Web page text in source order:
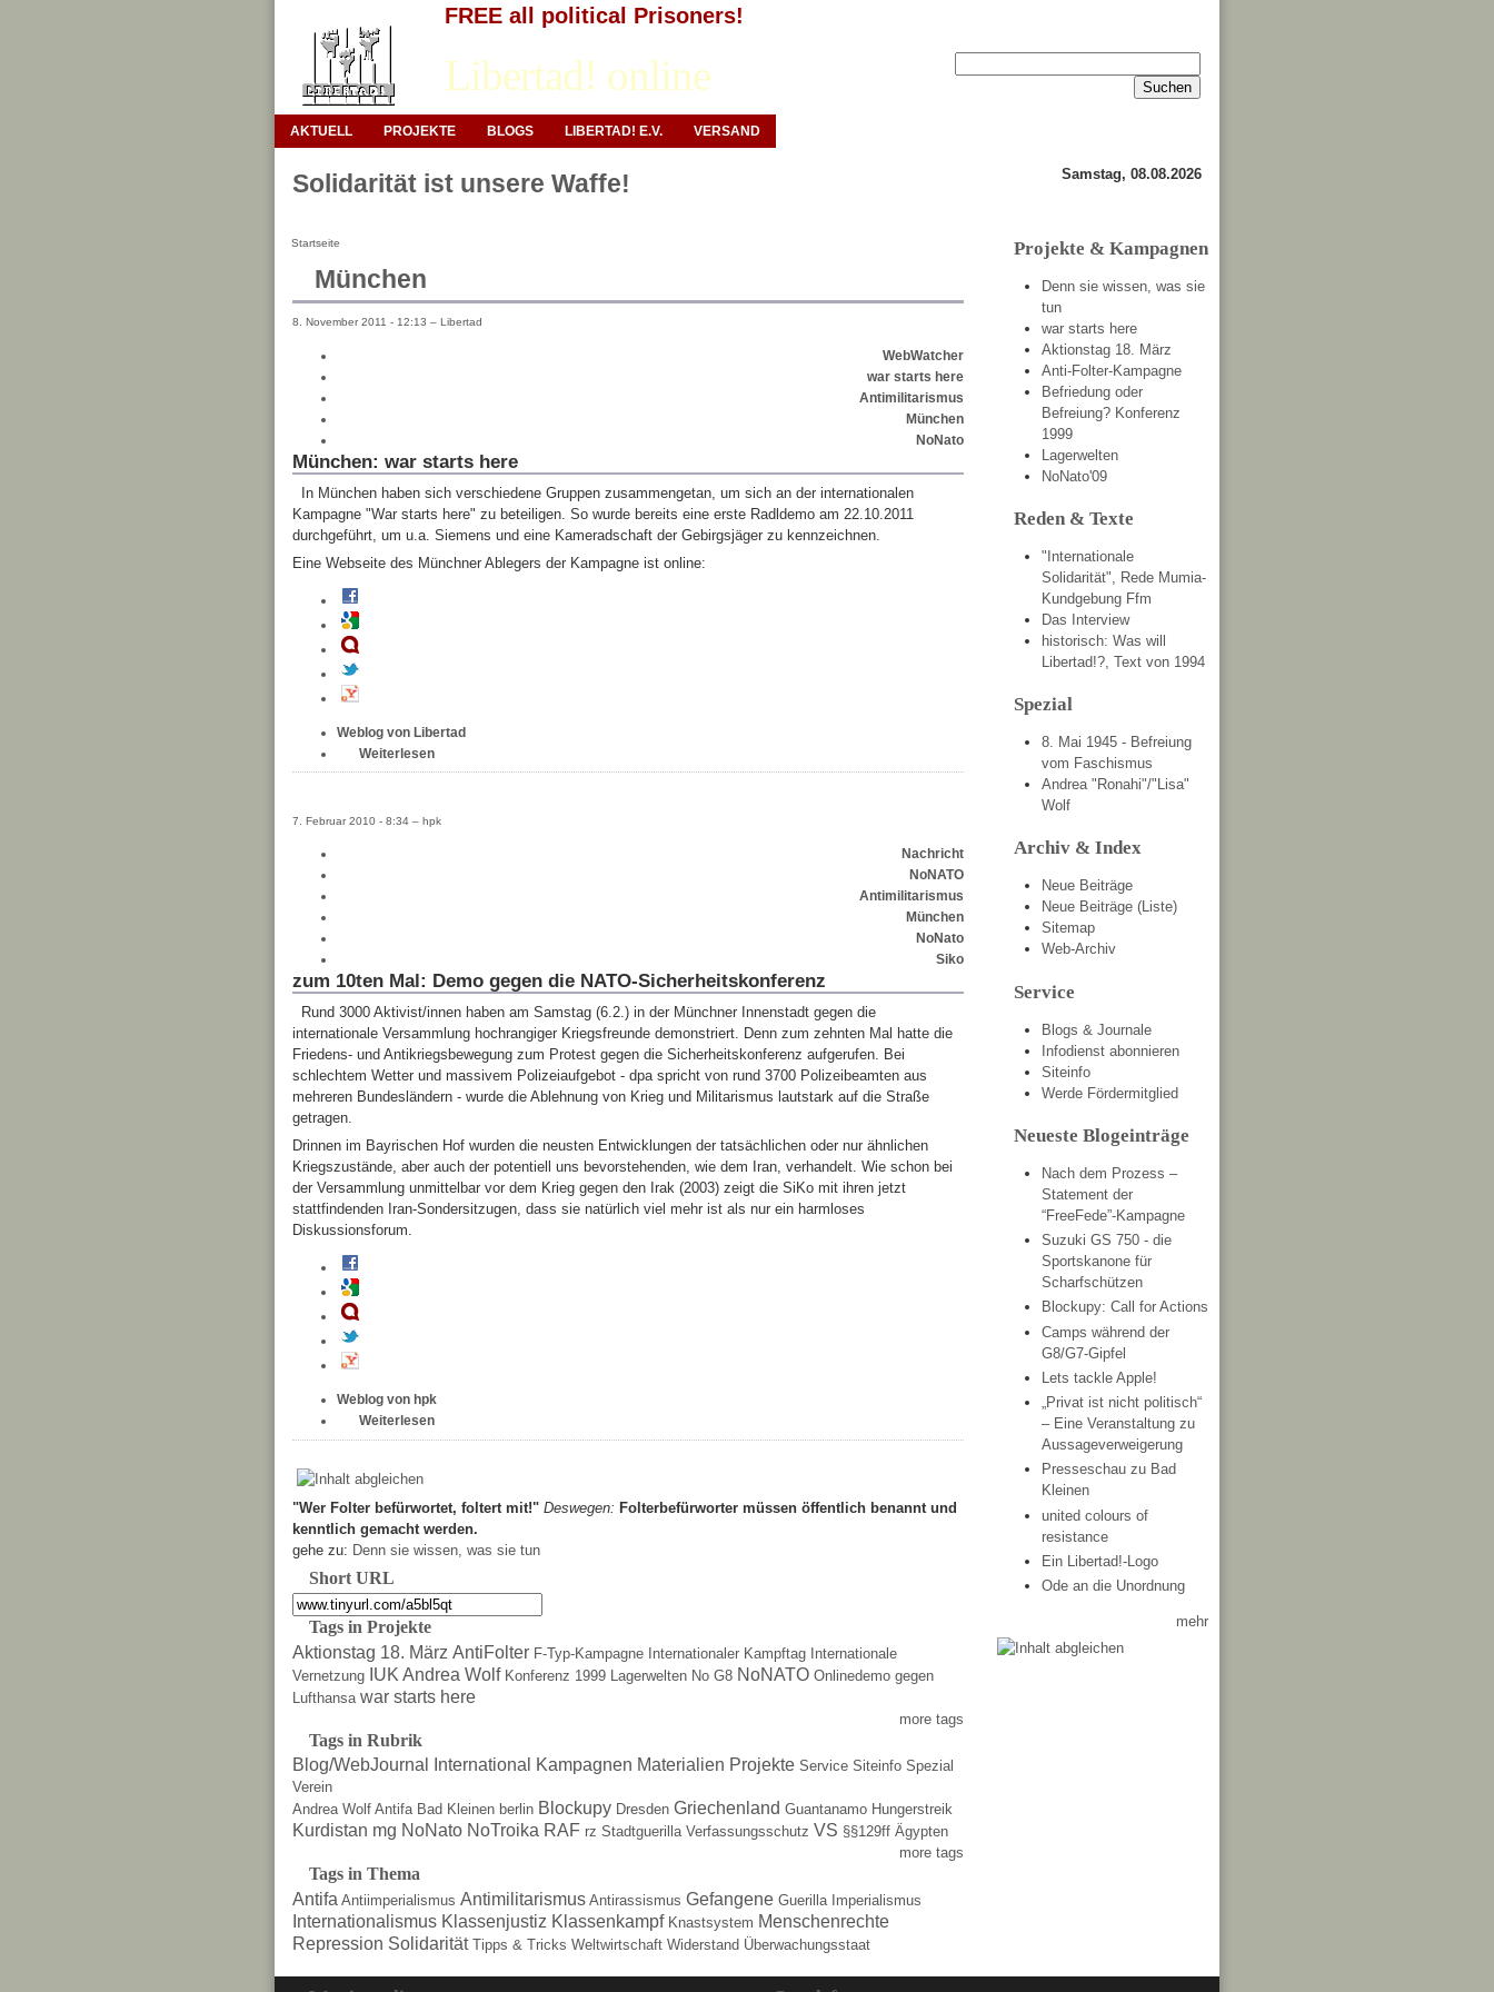
FREE all political Prisoners!
Libertad! online
AKTUELL PROJEKTE BLOGS LIBERTAD! E.V. VERSAND
Solidarität ist unsere Waffe! Samstag, 08.08.2026
Startseite
München
8. November 2011 - 12:13 – Libertad
WebWatcher
war starts here
Antimilitarismus
München
NoNato
München: war starts here
In München haben sich verschiedene Gruppen zusammengetan, um sich an der internationalen
Kampagne "War starts here" zu beteiligen. So wurde bereits eine erste Radldemo am 22.10.2011
durchgeführt, um u.a. Siemens und eine Kameradschaft der Gebirgsjäger zu kennzeichnen.
Eine Webseite des Münchner Ablegers der Kampagne ist online:
Weblog von Libertad
Weiterlesen
7. Februar 2010 - 8:34 – hpk
Nachricht
NoNATO
Antimilitarismus
München
NoNato
Siko
zum 10ten Mal: Demo gegen die NATO-Sicherheitskonferenz
Rund 3000 Aktivist/innen haben am Samstag (6.2.) in der Münchner Innenstadt gegen die
internationale Versammlung hochrangiger Kriegsfreunde demonstriert. Denn zum zehnten Mal hatte die
Friedens- und Antikriegsbewegung zum Protest gegen die Sicherheitskonferenz aufgerufen. Bei
schlechtem Wetter und massivem Polizeiaufgebot - dpa spricht von rund 3700 Polizeibeamten aus
mehreren Bundesländern - wurde die Ablehnung von Krieg und Militarismus lautstark auf die Straße
getragen.
Drinnen im Bayrischen Hof wurden die neusten Entwicklungen der tatsächlichen oder nur ähnlichen
Kriegszustände, aber auch der potentiell uns bevorstehenden, wie dem Iran, verhandelt. Wie schon bei
der Versammlung unmittelbar vor dem Krieg gegen den Irak (2003) zeigt die SiKo mit ihren jetzt
stattfindenden Iran-Sondersitzugen, dass sie natürlich viel mehr ist als nur ein harmloses
Diskussionsforum.
Weblog von hpk
Weiterlesen
"Wer Folter befürwortet, foltert mit!" Deswegen: Folterbefürworter müssen öffentlich benannt und
kenntlich gemacht werden.
gehe zu: Denn sie wissen, was sie tun
Short URL
Tags in Projekte
Aktionstag 18. März AntiFolter F-Typ-Kampagne Internationaler Kampftag Internationale
Vernetzung IUK Andrea Wolf Konferenz 1999 Lagerwelten No G8 NoNATO Onlinedemo gegen
Lufthansa war starts here
more tags
Tags in Rubrik
Blog/WebJournal International Kampagnen Materialien Projekte Service Siteinfo Spezial
Verein
Andrea Wolf Antifa Bad Kleinen berlin Blockupy Dresden Griechenland Guantanamo Hungerstreik
Kurdistan mg NoNato NoTroika RAF rz Stadtguerilla Verfassungsschutz VS §§129ff Ägypten
more tags
Tags in Thema
Antifa Antiimperialismus Antimilitarismus Antirassismus Gefangene Guerilla Imperialismus
Internationalismus Klassenjustiz Klassenkampf Knastsystem Menschenrechte
Repression Solidarität Tipps & Tricks Weltwirtschaft Widerstand Überwachungsstaat
Projekte & Kampagnen
Denn sie wissen, was sie
tun
war starts here
Aktionstag 18. März
Anti-Folter-Kampagne
Befriedung oder
Befreiung? Konferenz
1999
Lagerwelten
NoNato'09
Reden & Texte
"Internationale
Solidarität", Rede Mumia-
Kundgebung Ffm
Das Interview
historisch: Was will
Libertad!?, Text von 1994
Spezial
8. Mai 1945 - Befreiung
vom Faschismus
Andrea "Ronahi"/"Lisa"
Wolf
Archiv & Index
Neue Beiträge
Neue Beiträge (Liste)
Sitemap
Web-Archiv
Service
Blogs & Journale
Infodienst abonnieren
Siteinfo
Werde Fördermitglied
Neueste Blogeinträge
Nach dem Prozess –
Statement der
“FreeFede”-Kampagne
Suzuki GS 750 - die
Sportskanone für
Scharfschützen
Blockupy: Call for Actions
Camps während der
G8/G7-Gipfel
Lets tackle Apple!
„Privat ist nicht politisch“
– Eine Veranstaltung zu
Aussageverweigerung
Presseschau zu Bad
Kleinen
united colours of
resistance
Ein Libertad!-Logo
Ode an die Unordnung
mehr